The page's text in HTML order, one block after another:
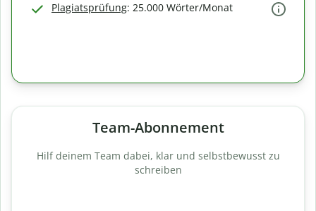
Plagiatsprüfung: 25.000 Wörter/Monat
Team-Abonnement
Hilf deinem Team dabei, klar und selbstbewusst zu
schreiben